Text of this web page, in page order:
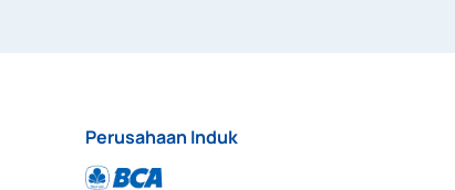
Perusahaan Induk